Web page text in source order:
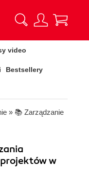
video
Bestsellery
» 📚 Zarządzanie
w